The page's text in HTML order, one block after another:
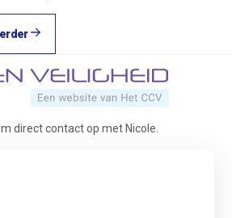
direct contact op met Nicole.